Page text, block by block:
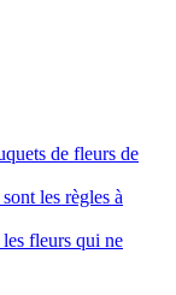
de fleurs de
les règles à
fleurs qui ne